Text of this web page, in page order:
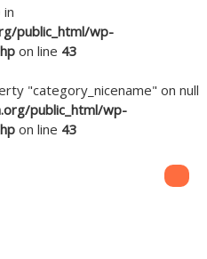
public_html/wp-
on line 43
"category_nicename" on null
public_html/wp-
on line 43